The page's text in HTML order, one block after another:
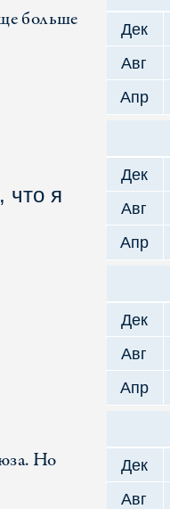
больше
что я
Но
Дек
Авг
Апр
Дек
Авг
Апр
Дек
Авг
Апр
Дек
Авг